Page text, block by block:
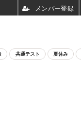
共通テスト 夏休み